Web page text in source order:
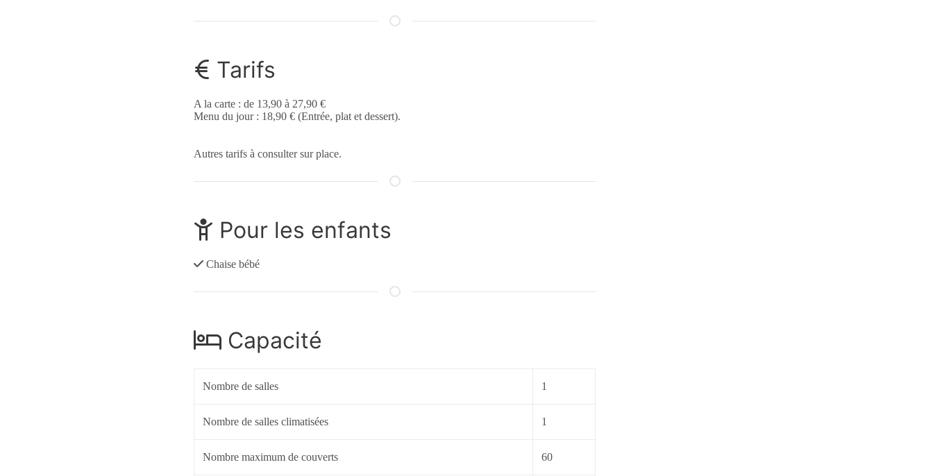
Tarifs
A la carte : de 13,90 à 27,90 €
Menu du jour : 18,90 € (Entrée, plat et dessert).
Autres tarifs à consulter sur place.
Pour les enfants
Chaise bébé
Capacité
Nombre de salles 1
Nombre de salles climatisées 1
Nombre maximum de couverts 60